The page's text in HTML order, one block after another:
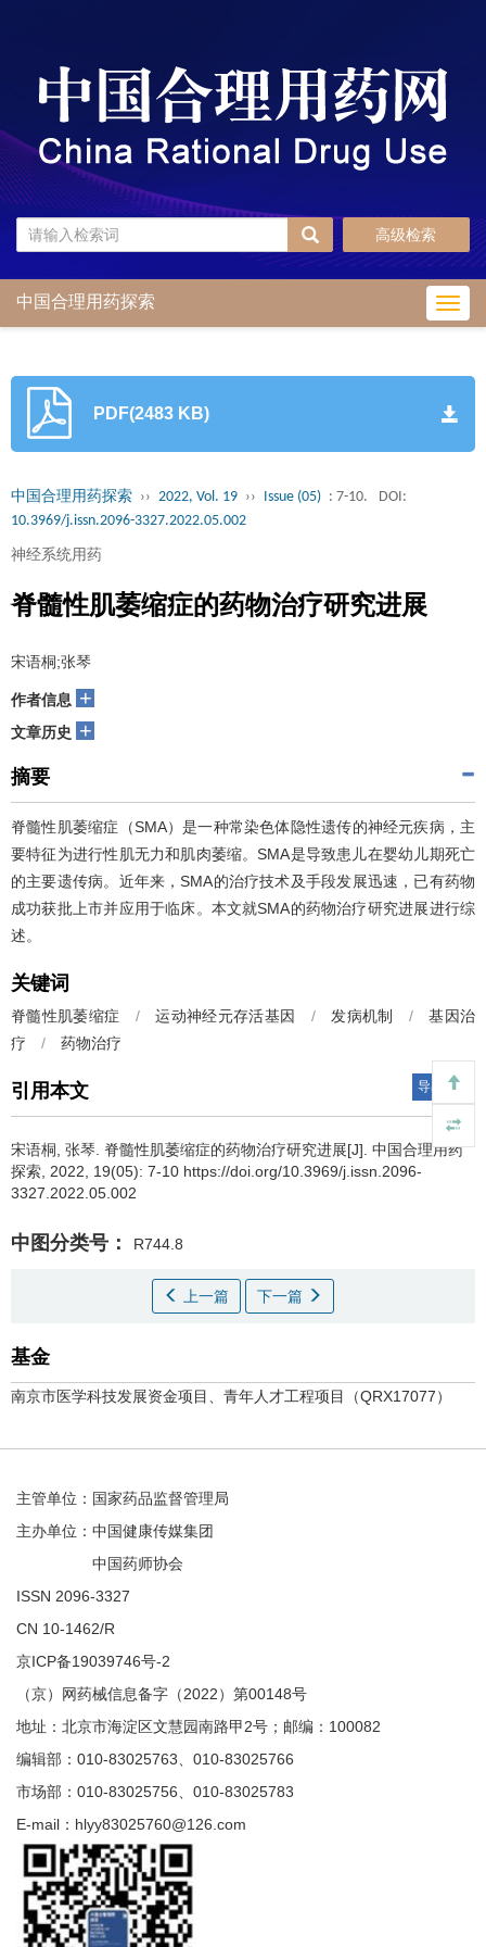
高级检索
中国合理用药探索
PDF(2483 KB)
中国合理用药探索 ›› 2022, Vol. 19 ›› Issue (05) : 7-10.
DOI:
10.3969/j.issn.2096-3327.2022.05.002
神经系统用药
脊髓性肌萎缩症的药物治疗研究进展
宋语桐;张琴
作者信息 +
文章历史 +
摘要
脊髓性肌萎缩症（SMA）是一种常染色体隐性遗传的神经元疾病，主
要特征为进行性肌无力和肌肉萎缩。SMA是导致患儿在婴幼儿期死亡
的主要遗传病。近年来，SMA的治疗技术及手段发展迅速，已有药物
成功获批上市并应用于临床。本文就SMA的药物治疗研究进展进行综
述。
关键词
脊髓性肌萎缩症 / 运动神经元存活基因 / 发病机制 /
基因治
疗
/ 药物治疗
引用本文 导出引用
宋语桐, 张琴. 脊髓性肌萎缩症的药物治疗研究进展[J]. 中国合理用药
探索, 2022, 19(05): 7-10 https://doi.org/10.3969/j.issn.2096-
3327.2022.05.002
中图分类号： R744.8
上一篇 下一篇
基金
南京市医学科技发展资金项目、青年人才工程项目（QRX17077）
主管单位：国家药品监督管理局
主办单位：中国健康传媒集团
中国药师协会
ISSN 2096-3327
CN 10-1462/R
京ICP备19039746号-2
（京）网药械信息备字（2022）第00148号
地址：北京市海淀区文慧园南路甲2号；邮编：100082
编辑部：010-83025763、010-83025766
市场部：010-83025756、010-83025783
E-mail：hlyy83025760@126.com